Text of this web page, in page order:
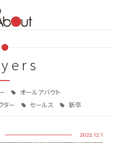
オールアバウト
ター
セールス 新卒
2022.12.1